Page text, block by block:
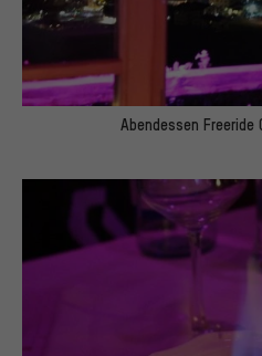
Abendessen Freeride